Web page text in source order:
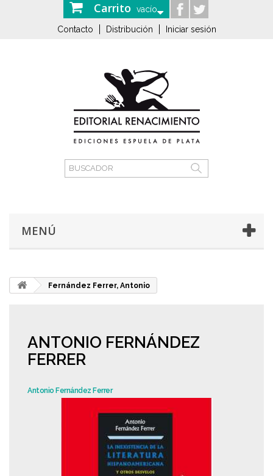
Carrito vacío
Contacto Distribución Iniciar sesión
MENÚ
Fernández Ferrer, Antonio
ANTONIO FERNÁNDEZ
FERRER
Antonio Fernández Ferrer